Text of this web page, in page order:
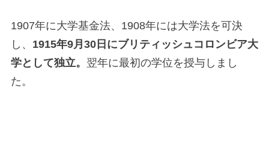
1907年に大学基金法、1908年には大学法を可決
し、 1915年9月30日にブリティッシュコロンビア大
学として独立。 翌年に最初の学位を授与しまし
た。